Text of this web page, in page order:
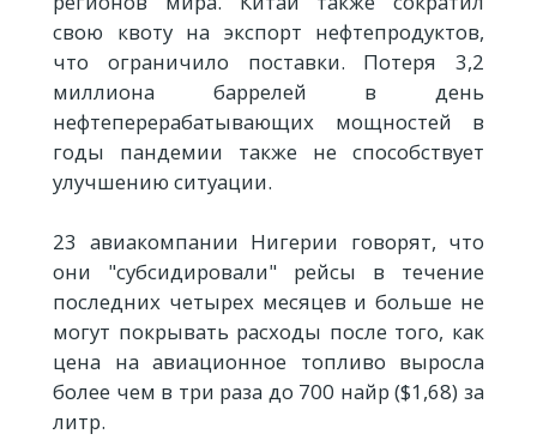
свою квоту на экспорт нефтепродуктов,
что ограничило поставки. Потеря 3,2
миллиона баррелей в день
нефтеперерабатывающих мощностей в
годы пандемии также не способствует
улучшению ситуации.
23 авиакомпании Нигерии говорят, что
они "субсидировали" рейсы в течение
последних четырех месяцев и больше не
могут покрывать расходы после того, как
цена на авиационное топливо выросла
более чем в три раза до 700 найр ($1,68) за
литр.